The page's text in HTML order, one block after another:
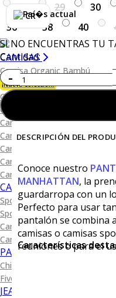
CR
CAMISAS
Camisa Organic Bambú
¡Nueva Colección!
Camisa Blanca
Camisa Performance
Camisa Piqué
Camisa Oxford
Camisa Lisa y Textura
Camisa Diseño
Camisa Cuadro
CAMISAS SPORT
Sport Lisas
Sport Diseño
Camiseta Lisa
Camiseta Diseño
PANTALONES CASUALES
Chino
Five Pocket
JEANS
28
29 30
36
38 40
SI NO ENCUENTRAS TU
Cantidad:
DESCRIPCIÓN DEL
Conoce nuestro
MANHATTAN, la
guardarropa con un
Perfecto para usar
pantalón se combina
camisas o camisas
reuniones o para el
Características